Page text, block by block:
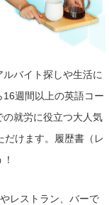
バイト探しや生活に
週間以上の英語コー
就労に役立つ大人気
だけます。履歴書（レ
レストラン、バーで